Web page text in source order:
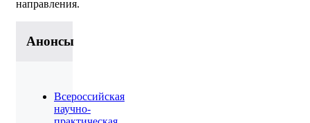
направления.
Анонсы
Всероссийская
научно-